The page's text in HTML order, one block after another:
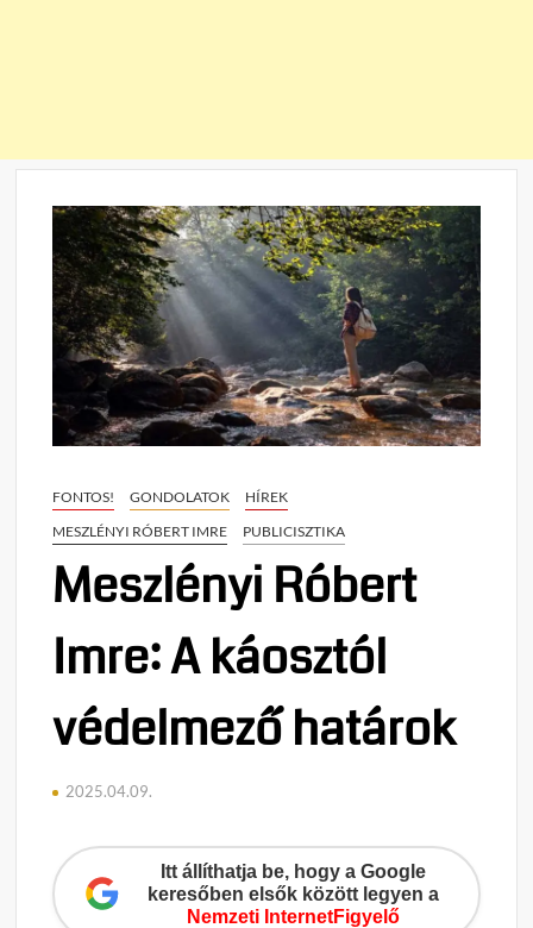
FONTOS! GONDOLATOK
HÍREK
MESZLÉNYI RÓBERT IMRE
PUBLICISZTIKA
Meszlényi Róbert
Imre: A káosztól
védelmező határok
2025.04.09.
Itt állíthatja be, hogy a Google
keresőben elsők között legyen a
Nemzeti InternetFigyelő